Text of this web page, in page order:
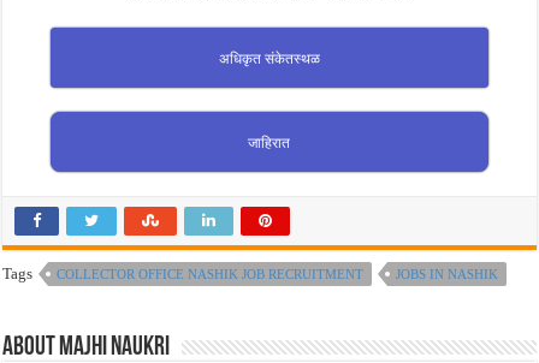
अधिकृत संकेतस्थळ
जाहिरात
Tags COLLECTOR OFFICE NASHIK JOB RECRUITMENT JOBS IN NASHIK
About Majhi Naukri